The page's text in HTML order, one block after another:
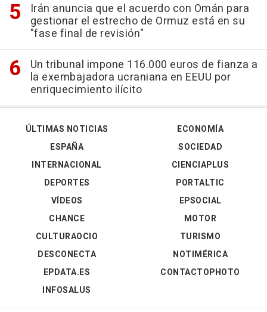
Irán anuncia que el acuerdo con Omán para
gestionar el estrecho de Ormuz está en su
"fase final de revisión"
Un tribunal impone 116.000 euros de fianza a
la exembajadora ucraniana en EEUU por
enriquecimiento ilícito
ÚLTIMAS NOTICIAS
ESPAÑA
INTERNACIONAL
DEPORTES
VÍDEOS
ECONOMÍA
SOCIEDAD
CIENCIAPLUS
PORTALTIC
EPSOCIAL
CHANCE
CULTURAOCIO
DESCONECTA
EPDATA.ES
INFOSALUS
MOTOR
TURISMO
NOTIMÉRICA
CONTACTOPHOTO